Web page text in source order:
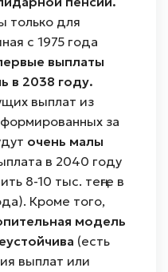
только для
с 1975 года
выплаты
в 2038 году.
выплат из
за
очень малы
в 2040 году
8-10 тыс. теңге в
Кроме того,
модель
(есть
выплат или